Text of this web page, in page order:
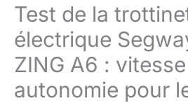
Test de la
électrique
ZING A6 :
autonomie pour